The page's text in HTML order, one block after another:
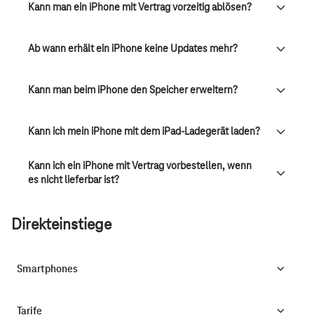
Kann man ein iPhone mit Vertrag vorzeitig ablösen?
Ab wann erhält ein iPhone keine Updates mehr?
Kann man beim iPhone den Speicher erweitern?
Kann ich mein iPhone mit dem iPad-Ladegerät laden?
Kann ich ein iPhone mit Vertrag vorbestellen, wenn
es nicht lieferbar ist?
Direkteinstiege
Smartphones
Tarife